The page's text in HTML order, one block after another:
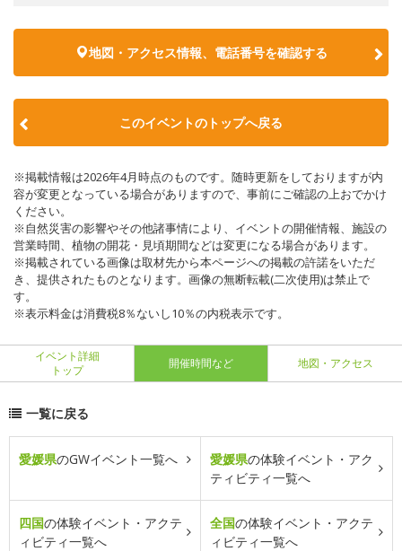
地図・アクセス情報、電話番号を確認する
このイベントのトップへ戻る
※掲載情報は2026年4月時点のものです。随時更新をしておりますが内
容が変更となっている場合がありますので、事前にご確認の上おでかけ
ください。
※自然災害の影響やその他諸事情により、イベントの開催情報、施設の
営業時間、植物の開花・見頃期間などは変更になる場合があります。
※掲載されている画像は取材先から本ページへの掲載の許諾をいただ
き、提供されたものとなります。画像の無断転載(二次使用)は禁止で
す。
※表示料金は消費税8％ないし10％の内税表示です。
イベント詳細
トップ
開催時間など 地図・アクセス
一覧に戻る
愛媛県のGWイベント一覧へ 愛媛県の体験イベント・アク
ティビティ一覧へ
四国の体験イベント・アクテ
ィビティ一覧へ
全国の体験イベント・アクテ
ィビティ一覧へ